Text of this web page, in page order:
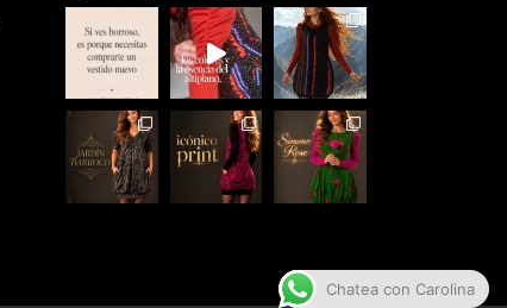
Chatea con Carolina